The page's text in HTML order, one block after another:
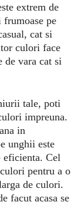
extrem de
pe
cat si
culori face
de vara cat si
tale, poti
impreuna.
in
unghii este
eficienta. Cel
pentru a o
de culori.
facut acasa se